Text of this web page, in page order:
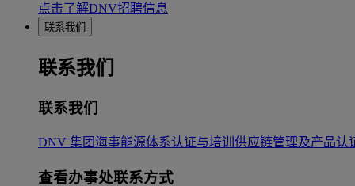
点击了解DNV招聘信息
联系我们
联系我们
联系我们
DNV 集团 海事能源体系认证与培训 供应链管理及产品认
查看办事处联系方式